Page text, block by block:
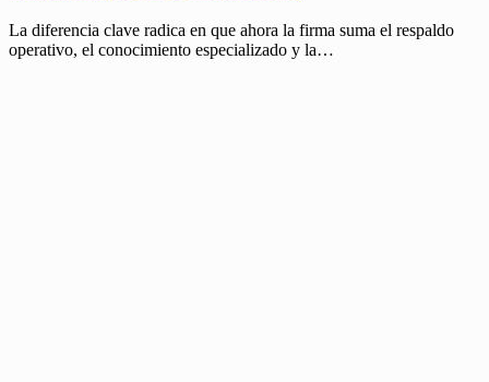
La diferencia clave radica en que ahora la firma suma el respaldo
operativo, el conocimiento especializado y la…